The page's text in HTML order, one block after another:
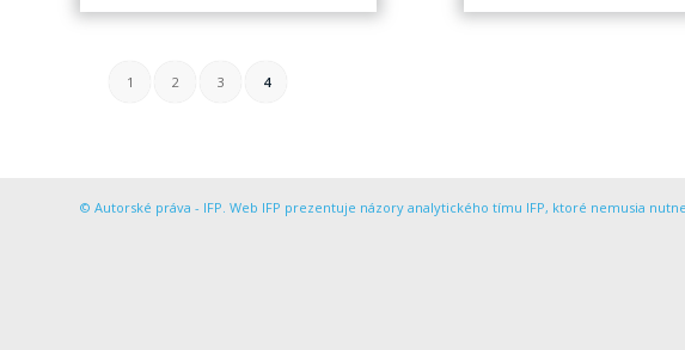
1 2 3 4
© Autorské práva - IFP. Web IFP prezentuje názory analytického tímu IFP, ktoré nemusia